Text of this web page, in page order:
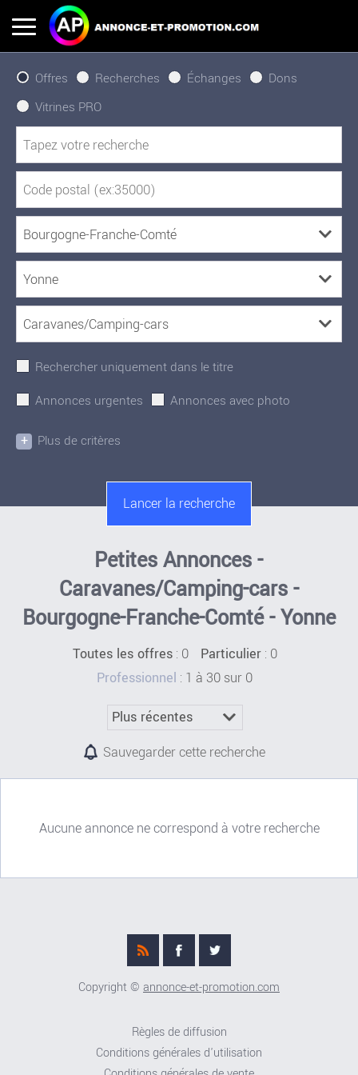
Offres Recherches Échanges
Dons
Vitrines PRO
Rechercher uniquement dans le titre
Annonces urgentes
Annonces avec photo
+ Plus de critères
Petites Annonces -
Caravanes/Camping-cars -
Bourgogne-Franche-Comté - Yonne
Toutes les offres: 0 Particulier: 0
Professionnel : 1 à 30 sur 0
Sauvegarder cette recherche
Aucune annonce ne correspond à votre recherche
Copyright © annonce-et-promotion.com
Règles de diffusion
Conditions générales d'utilisation